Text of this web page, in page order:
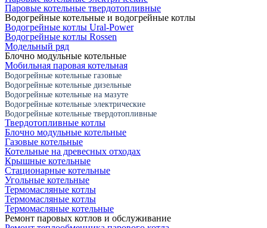
Паровые котельные твердотопливные
Водогрейные котельные и водогрейные котлы
Водогрейные котлы Ural-Power
Водогрейные котлы Rossen
Модельный ряд
Блочно модульные котельные
Мобильная паровая котельная
Водогрейные котельные газовые
Водогрейные котельные дизельные
Водогрейные котельные на мазуте
Водогрейные котельные электрические
Водогрейные котельные твердотопливные
Твердотопливные котлы
Блочно модульные котельные
Газовые котельные
Котельные на древесных отходах
Крышные котельные
Стационарные котельные
Угольные котельные
Термомасляные котлы
Термомасляные котлы
Термомасляные котельные
Ремонт паровых котлов и обслуживание